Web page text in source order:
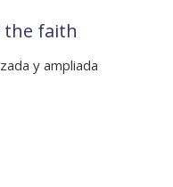
the faith
y ampliada